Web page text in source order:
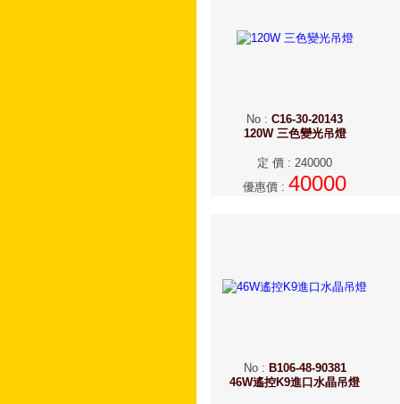
No : C16-30-20143
120W 三色變光吊燈
定 價 : 240000
優惠價 : 40000
No: B106-48-90381
46W遙控K9進口水晶吊燈